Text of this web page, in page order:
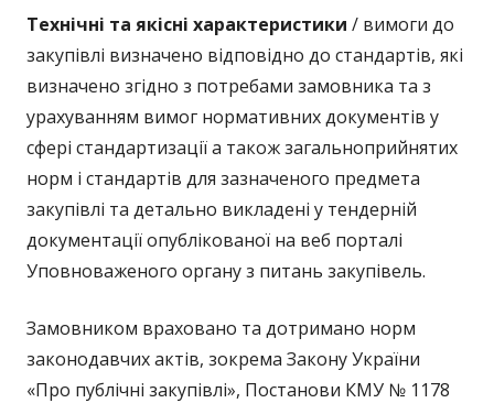
Технічні та якісні характеристики / вимоги до
закупівлі визначено відповідно до стандартів, які
визначено згідно з потребами замовника та з
урахуванням вимог нормативних документів у
сфері стандартизації а також загальноприйнятих
норм і стандартів для зазначеного предмета
закупівлі та детально викладені у тендерній
документації опублікованої на веб порталі
Уповноваженого органу з питань закупівель.
Замовником враховано та дотримано норм
законодавчих актів, зокрема Закону України
«Про публічні закупівлі», Постанови КМУ № 1178